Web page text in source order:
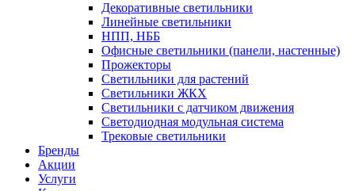
Декоративные светильники
Линейные светильники
НПП, НББ
Офисные светильники (панели, настенные)
Прожекторы
Светильники для растений
Светильники ЖКХ
Светильники с датчиком движения
Светодиодная модульная система
Трековые светильники
Бренды
Акции
Услуги